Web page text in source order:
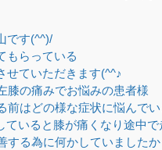
です(^^)/
もらっている
せていただきます(^^♪
の痛みでお悩みの患者様
はどの様な症状に悩んでい
いると膝が痛くなり途中で
る為に何かしていましたか